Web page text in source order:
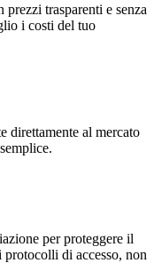
trasparenti e senza
i costi del tuo
direttamente al mercato
per proteggere il
di accesso, non